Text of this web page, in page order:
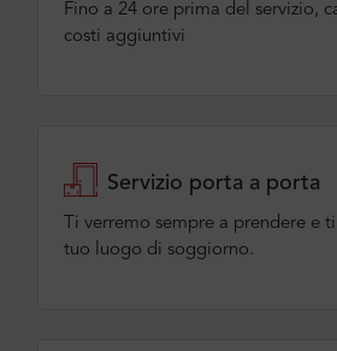
Fino a 24 ore prima del servizio,
costi aggiuntivi
Servizio porta a porta
Ti verremo sempre a prendere e
tuo luogo di soggiorno.